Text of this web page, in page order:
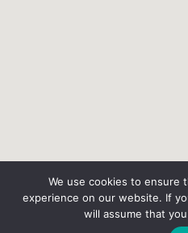
We use cookies to ensure
experience on our website. If
will assume that